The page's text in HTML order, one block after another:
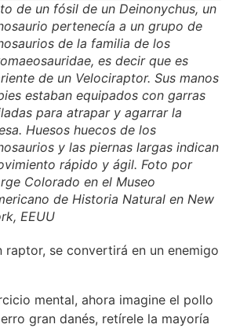
de un fósil de un Deinonychus, un
pertenecía a un grupo de
de la familia de los
es decir que es
de un Velociraptor. Sus manos
estaban equipados con garras
para atrapar y agarrar la
Huesos huecos de los
y las piernas largas indican
rápido y ágil. Foto por
Colorado en el Museo
de Historia Natural en New
EEUU
se convertirá en un enemigo
mental, ahora imagine el pollo
gran danés, retírele la mayoría